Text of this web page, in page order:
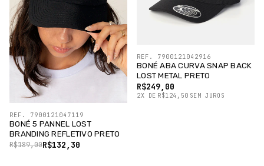
BONÉ 5 PANNEL LOST
BRANDING REFLETIVO PRETO
R$132,30
R$189,00
REF. 7900121047119
BONÉ ABA CURVA SNAP BACK
LOST METAL PRETO
R$249,00
2X DE R$124,50 SEM JUROS
REF. 7900121042916